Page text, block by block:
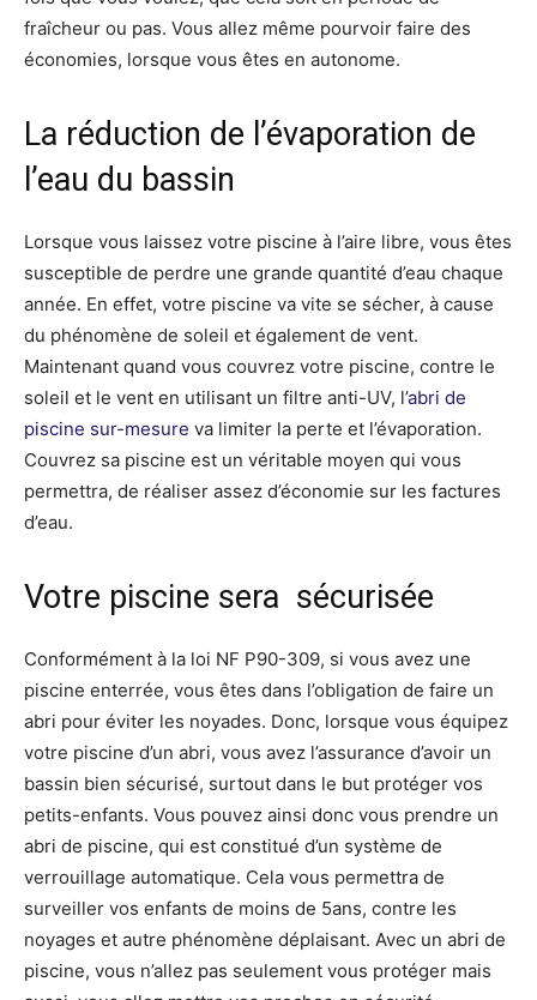
fraîcheur ou pas. Vous allez même pourvoir faire des
économies, lorsque vous êtes en autonome.
La réduction de l’évaporation de
l’eau du bassin
Lorsque vous laissez votre piscine à l’aire libre, vous êtes
susceptible de perdre une grande quantité d’eau chaque
année. En effet, votre piscine va vite se sécher, à cause
du phénomène de soleil et également de vent.
Maintenant quand vous couvrez votre piscine, contre le
soleil et le vent en utilisant un filtre anti-UV, l’abri de
piscine sur-mesure va limiter la perte et l’évaporation.
Couvrez sa piscine est un véritable moyen qui vous
permettra, de réaliser assez d’économie sur les factures
d’eau.
Votre piscine sera sécurisée
Conformément à la loi NF P90-309, si vous avez une
piscine enterrée, vous êtes dans l’obligation de faire un
abri pour éviter les noyades. Donc, lorsque vous équipez
votre piscine d’un abri, vous avez l’assurance d’avoir un
bassin bien sécurisé, surtout dans le but protéger vos
petits-enfants. Vous pouvez ainsi donc vous prendre un
abri de piscine, qui est constitué d’un système de
verrouillage automatique. Cela vous permettra de
surveiller vos enfants de moins de 5ans, contre les
noyages et autre phénomène déplaisant. Avec un abri de
piscine, vous n’allez pas seulement vous protéger mais